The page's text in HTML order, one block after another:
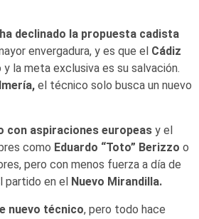
ha declinado la propuesta cadista
envergadura, y es que el Cádiz
la meta exclusiva es su salvación.
el técnico solo busca un nuevo
con aspiraciones europeasy el
como Eduardo “Toto” Berizzo o
pero con menos fuerza a día de
partido en el Nuevo Mirandilla.
nuevo técnico, pero todo hace